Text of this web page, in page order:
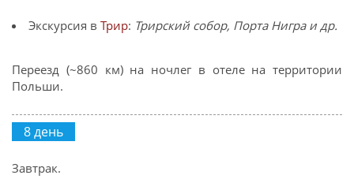
Экскурсия в Трир: Трирский собор, Порта Нигра и др.
Переезд (~860 км) на ночлег в отеле на территории
Польши.
8 день
Завтрак.